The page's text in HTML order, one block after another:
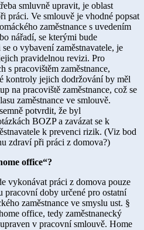
smluvně upravit, je oblast
práci. Ve smlouvě je vhodné popsat
zaměstnance s uvedením
nářadí, se kterými bude
o vybavení zaměstnavatele, je
pravidelnou revizi. Pro
s pracovištěm zaměstnance,
kontroly jejich dodržování by měl
na pracoviště zaměstnance, což se
zaměstnance ve smlouvě.
potvrdit, že byl
BOZP a zavázat se k
k prevenci rizik. (Viz bod
zdraví při práci z domova?)
office“?
vykonávat práci z domova pouze
pracovní doby určené pro ostatní
zaměstnance ve smyslu ust. §
office, tedy zaměstnanecký
v pracovní smlouvě. Home